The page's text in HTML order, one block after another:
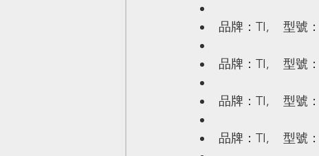
品牌：TI,    型號
品牌：TI,    型號
品牌：TI,    型號
品牌：TI,    型號